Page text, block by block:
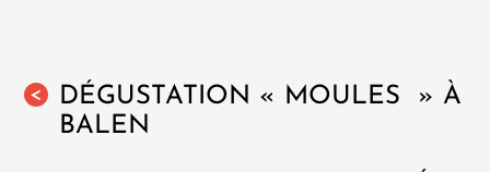
<
DÉGUSTATION « MOULES » À
BALEN